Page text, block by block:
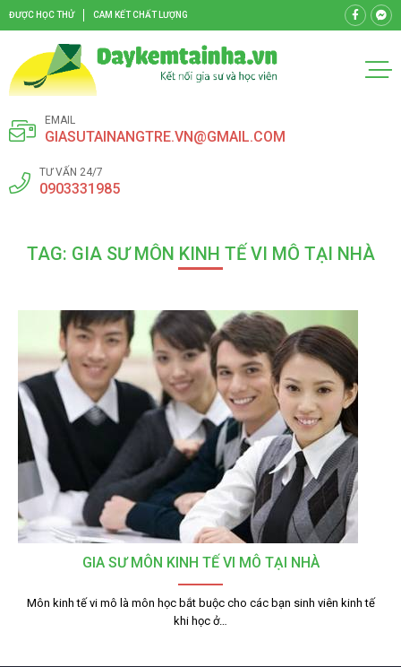
ĐƯỢC HỌC THỬ CAM KẾT CHẤT LƯỢNG
EMAIL
GIASUTAINANGTRE.VN@GMAIL.COM
TƯ VẤN 24/7
0903331985
TAG: GIA SƯ MÔN KINH TẾ VI MÔ TẠI NHÀ
GIA SƯ MÔN KINH TẾ VI MÔ TẠI NHÀ
Môn kinh tế vi mô là môn học bắt buộc cho các bạn sinh viên kinh tế
khi học ở…